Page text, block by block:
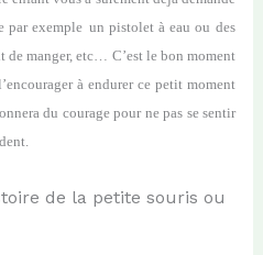
par exemple un pistolet à eau ou des
manger, etc… C’est le bon moment
à endurer ce petit moment
radu courage pour ne pas se sentir
de la petite souris ou